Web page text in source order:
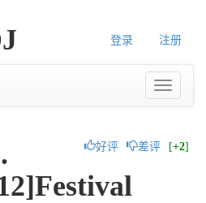
登录 注册
好评 差评 [+2]